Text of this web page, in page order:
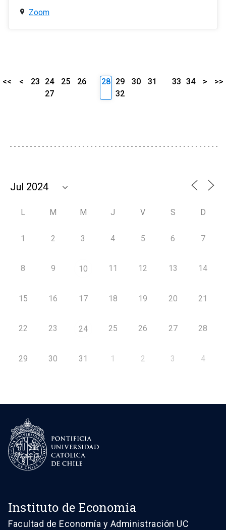
Zoom
<< < 23 24 25
26
27
28 29 30
31
32
33 34 > >>
L M M J V S D
1 2 3 4 5 6 7
8 9 10 11 12 13 14
15 16 17 18 19 20 21
22 23 24 25 26 27 28
29 30 31 1 2 3 4
Instituto de Economía
Facultad de Economía y Administración UC